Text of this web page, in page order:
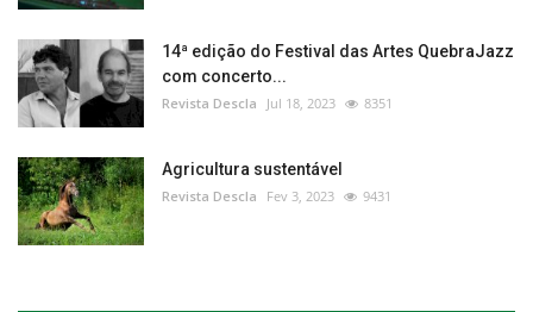
14ª edição do Festival das Artes QuebraJazz
com concerto...
Revista Descla Jul 18, 2023 8351
Agricultura sustentável
Revista Descla Fev 3, 2023 9431